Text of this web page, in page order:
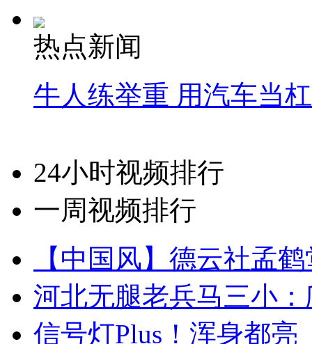
热点新闻
牛人练举重 用汽车当
24小时视频排行
一周视频排行
【中国风】德云社孟
河北无腿老兵马三小
信号灯Plus！浑身都亮